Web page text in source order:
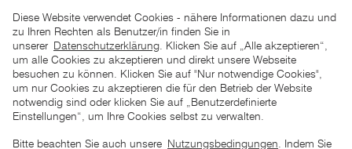
*der "statt"-Preis ist der niedrigste von uns in den letzten 30
Tagen vor Beginn dieser Aktion verlangte Preis
unter den UVP Preisen auf dieser Website sind die